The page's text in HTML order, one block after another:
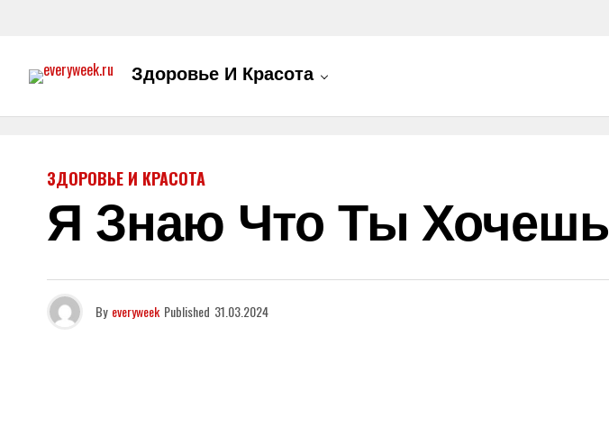
Здоровье И Красота
ЗДОРОВЬЕ И КРАСОТА
Я Знаю Что Ты Хочешь
By everyweek Published 31.03.2024